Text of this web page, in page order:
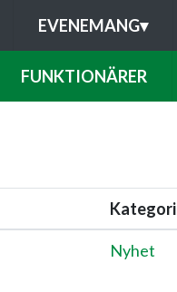
EVENEMANG▾
FUNKTIONÄRER
Kategori
Nyhet